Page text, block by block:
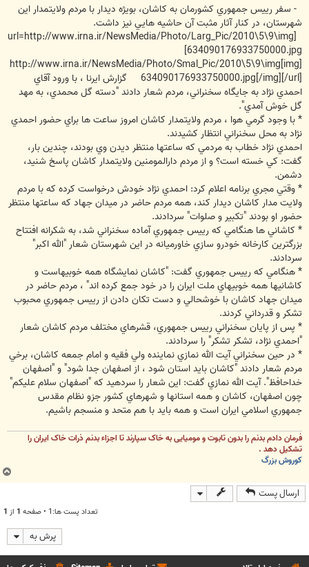
ت
- سفر رييس جمهوري کشورمان به کاشان، بويژه ديدار با مردم ولايتمدار اين
شهرستان، در کنار آثار مثبت آن حاشيه هايي نيز داشت.
[url=http://www.irna.ir/NewsMedia/Photo/Larg_Pic/2010\5\9\img
634090176933750000.jpg]
[img]http://www.irna.ir/NewsMedia/Photo/Smal_Pic/2010\5\9\img
634090176933750000.jpg[/img][/url] گزارش ايرنا ، با ورود آقاي
احمدي نژاد به جايگاه سخنراني، مردم شعار دادند "دسته گل محمدي، به مهد
گل خوش آمدي".
* با وجود گرمي هوا ، مردم ولايتمدار کاشان امروز ساعت ها براي حضور احمدي
نژاد به محل سخنراني انتظار کشيدند.
احمدي نژاد خطاب به مردمي که ساعتها منتظر ديدن وي بودند، چندين بار،
گفت:‌ کي خسته است؟ و از مردم دارالمومنين ولايتمدار کاشان پاسخ شنيد،
دشمن.
* وقتي مجري برنامه اعلام کرد: احمدي نژاد خودش درخواست کرده که با مردم
ولايت مدار کاشان ديدار کند، همه مردم حاضر در ميدان جهاد که ساعتها منتظر
حضور او بودند "تکبير و صلوات" سردادند.
* کاشاني ها هنگامي که رييس جمهوري آماده سخنراني شد، به شکرانه افتتاح
بزرگترين کارخانه خودرو سازي خاورميانه در اين شهرستان شعار "الله اکبر"
سردادند.
* هنگامي که رييس جمهوري گفت: "کاشان نمايشگاه همه خوبيهاست و
کاشانيها همه خوبيهاي ملت ايران را در خود جمع کرده اند" ، مردم حاضر در
ميدان جهاد کاشان با خوشحالي و دست تکان دادن از رييس جمهوري محبوب
تشکر و قدرداني کردند.
*‌ پس از پايان سخنراني رييس جمهوري، قشرهاي مختلف مردم کاشان شعار
"احمدي نژاد، تشکر تشکر" را سردادند.
* در حين سخنراني آيت الله نمازي نماينده ولي فقيه و امام جمعه کاشان، برخي
مردم شعار دادند "کاشان بايد استان شود ، از اصفهان جدا شود" و "اصفهان
خداحافظ". آيت الله نمازي گفت:‌ اين شعار را سردهيد که "اصفهان سلام عليکم"
چون اصفهان، کاشان و همه استانها و شهرهاي کشور جزو نظام مقدس
جمهوري اسلامي ايران است و همه بايد با هم متحد و منسجم باشيم.
فرمان دادم بدنم را بدون تابوت و مومیایی به خاک سپارند تا اجزاء بدنم ذرات خاک ایران را
تشکیل دهد .
کوروش بزرگ
ارسال پست
تعداد پست ها:1 • صفحه 1 از 1
پرش به